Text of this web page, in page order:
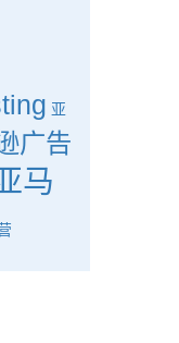
亚
广告
马